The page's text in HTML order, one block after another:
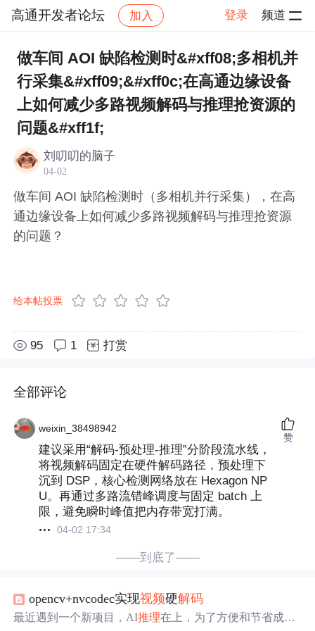
高通开发者论坛 加入 登录 频道
社区 高通开发者论坛 IoT 物联网 帖子详情
做车间 AOI 缺陷检测时&#xff08;多相机并
行采集&#xff09;&#xff0c;在高通边缘设备
上如何减少多路视频解码与推理抢资源的
问题&#xff1f;
刘叨叨的脑子
04-02
做车间 AOI 缺陷检测时（多相机并行采集），在高
通边缘设备上如何减少多路视频解码与推理抢资源
的问题？
给本帖投票
95 1 打赏
全部评论
weixin_38498942
建议采用“解码-预处理-推理”分阶段流水线，
将视频解码固定在硬件解码路径，预处理下
沉到 DSP，核心检测网络放在 Hexagon NP
U。再通过多路流错峰调度与固定 batch 上
限，避免瞬时峰值把内存带宽打满。
04-02 17:34
赞
——到底了——
opencv+nvcodec实现视频硬解码
最近遇到一个新项目，AI推理在上，为了方便和节省成本